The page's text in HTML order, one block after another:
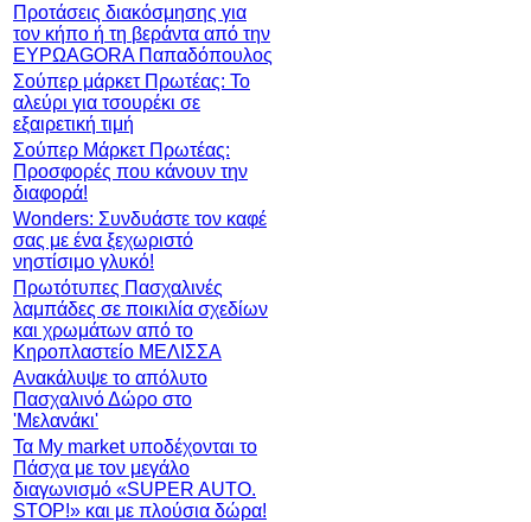
Προτάσεις διακόσμησης για
τον κήπο ή τη βεράντα από την
ΕΥΡΩAGORA Παπαδόπουλος
Σούπερ μάρκετ Πρωτέας: Το
αλεύρι για τσουρέκι σε
εξαιρετική τιμή
Σούπερ Μάρκετ Πρωτέας:
Προσφορές που κάνουν την
διαφορά!
Wonders: Συνδυάστε τον καφέ
σας με ένα ξεχωριστό
νηστίσιμο γλυκό!
Πρωτότυπες Πασχαλινές
λαμπάδες σε ποικιλία σχεδίων
και χρωμάτων από το
Κηροπλαστείο ΜΕΛΙΣΣΑ
Ανακάλυψε το απόλυτο
Πασχαλινό Δώρο στο
'Μελανάκι'
Τα My market υποδέχονται το
Πάσχα με τον μεγάλο
διαγωνισμό «SUPER AUTO.
STOP!» και με πλούσια δώρα!